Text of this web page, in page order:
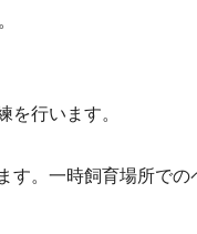
行います。
。一時飼育場所で